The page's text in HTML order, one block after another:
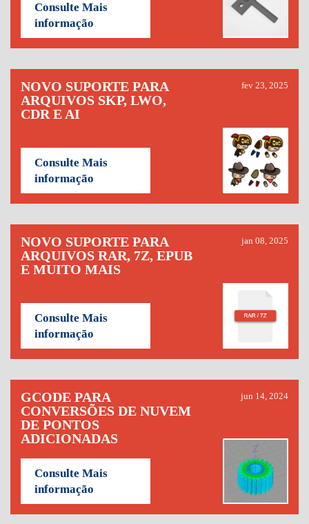
Consulte Mais
informação
NOVO SUPORTE PARA
ARQUIVOS SKP, LWO,
CDR E AI
fev 23, 2025
Consulte Mais
informação
NOVO SUPORTE PARA
ARQUIVOS RAR, 7Z, EPUB
E MUITO MAIS
jan 08, 2025
Consulte Mais
informação
GCODE PARA
CONVERSÕES DE NUVEM
DE PONTOS
ADICIONADAS
jun 14, 2024
Consulte Mais
informação